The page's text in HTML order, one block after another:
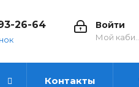
Войти
26-64
Контакты